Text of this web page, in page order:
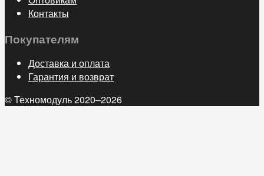
Контакты
Покупателям
Доставка и оплата
Гарантия и возврат
© Техномодуль 2020–2026